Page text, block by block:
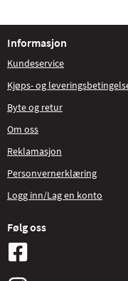
Informasjon
Kundeservice
Kjøps- og
Byte og retur
Om oss
Reklamasjon
Personvernerklæring
Logg inn/Lag en konto
Følg oss